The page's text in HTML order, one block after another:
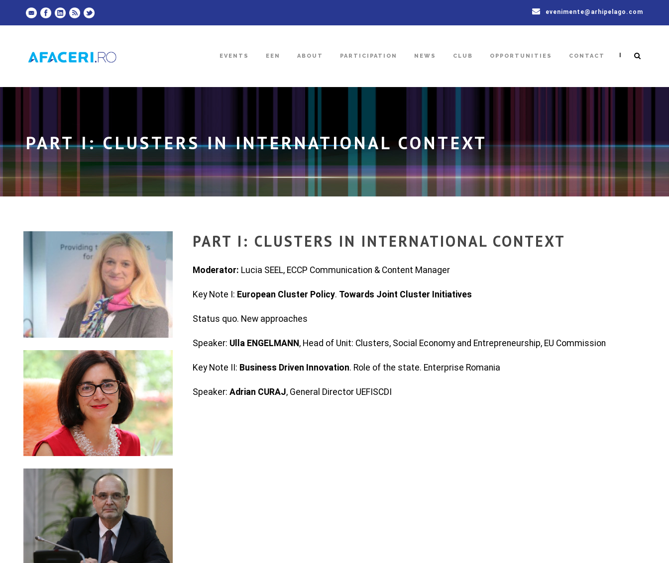
evenimente@arhipelago.com
EVENTS EEN ABOUT PARTICIPATION NEWS CLUB OPPORTUNITIES CONTACT |
PART I: CLUSTERS IN INTERNATIONAL CONTEXT
PART I: CLUSTERS IN INTERNATIONAL CONTEXT
Moderator: Lucia SEEL, ECCP Communication & Content Manager
Key Note I: European Cluster Policy. Towards Joint Cluster Initiatives
Status quo. New approaches
Speaker: Ulla ENGELMANN, Head of Unit: Clusters, Social Economy and Entrepreneurship, EU Commission
Key Note II: Business Driven Innovation. Role of the state. Enterprise Romania
Speaker: Adrian CURAJ, General Director UEFISCDI